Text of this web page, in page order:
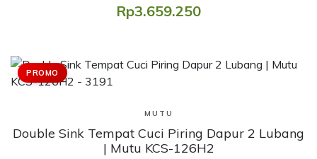
Rp3.659.250
PROMO
Lihat Produk
MUTU
Double Sink Tempat Cuci Piring Dapur 2 Lubang
| Mutu KCS-126H2